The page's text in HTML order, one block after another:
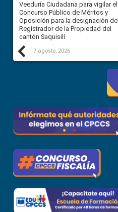
Previous
Veeduría Ciudadana para vigilar el
Concurso Público de Méritos y
Oposición para la designación del
Registrador de la Propiedad del
cantón Saquisilí
7 agosto, 2026